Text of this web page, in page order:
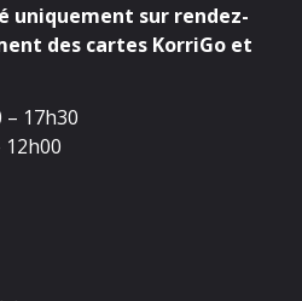
uniquement sur rendez-
des cartes KorriGo et
17h30